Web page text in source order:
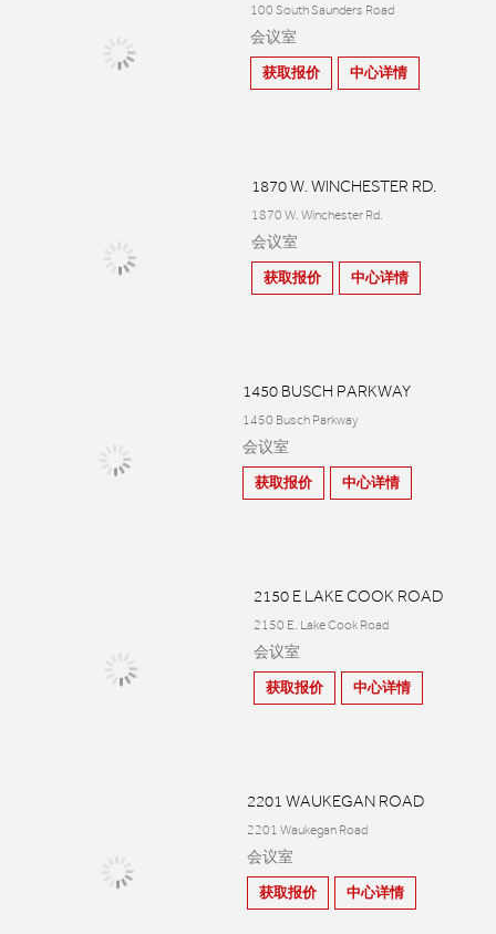
100 South Saunders Road
会议室
获取报价 中心详情
1870 W. WINCHESTER RD.
1870 W. Winchester Rd.
会议室
获取报价 中心详情
1450 BUSCH PARKWAY
1450 Busch Parkway
会议室
获取报价 中心详情
2150 E LAKE COOK ROAD
2150 E. Lake Cook Road
会议室
获取报价 中心详情
2201 WAUKEGAN ROAD
2201 Waukegan Road
会议室
获取报价 中心详情